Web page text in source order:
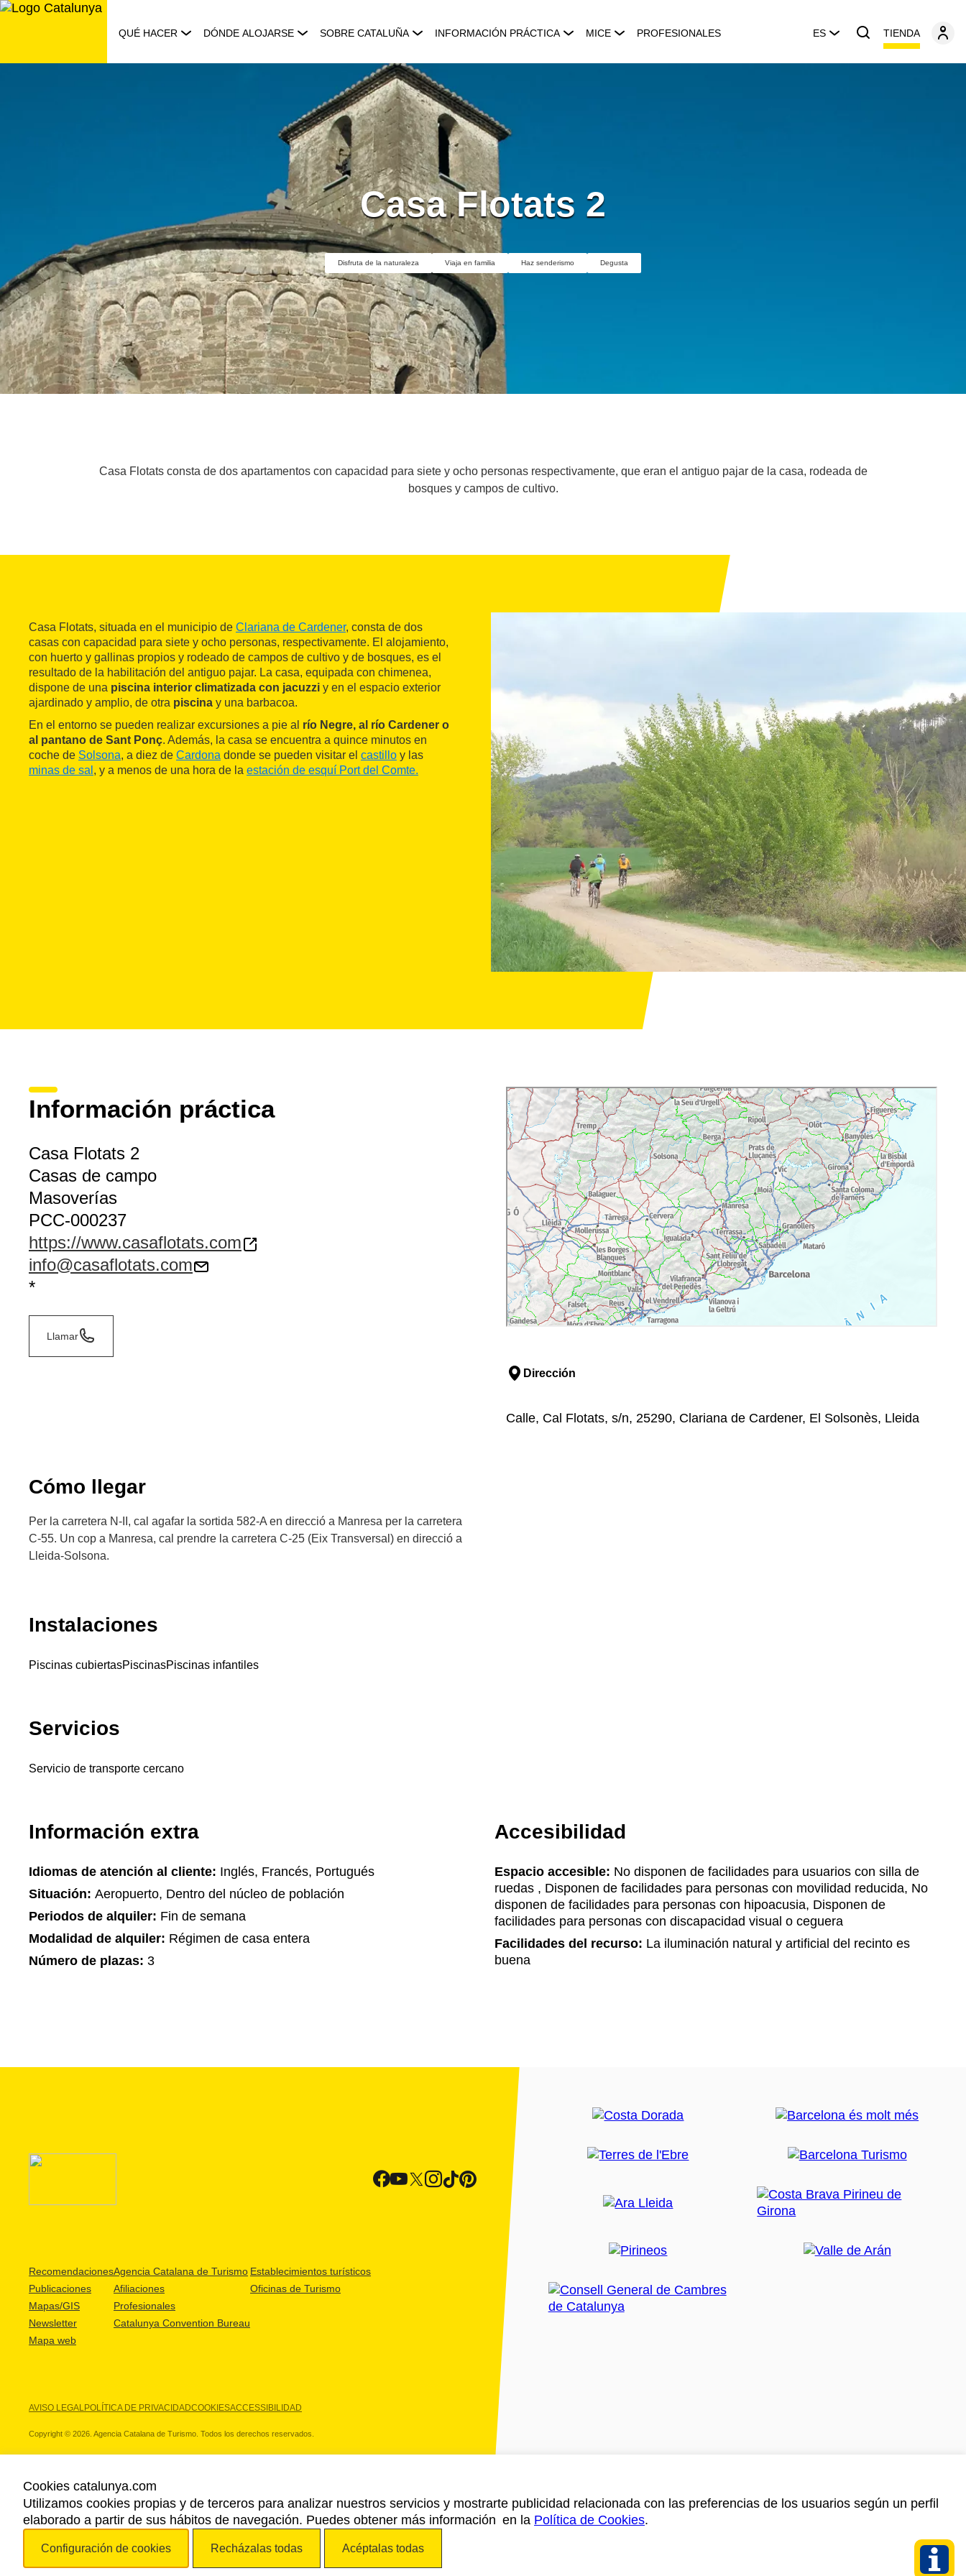
Saltar
QUÉ HACER DÓNDE ALOJARSE SOBRE CATALUÑA INFORMACIÓN PRÁCTICA MICE PROFESIONALES ES TIENDA
Casa Flotats 2
Disfruta de la naturaleza Viaja en familia Haz senderismo Degusta
Casa Flotats consta de dos apartamentos con capacidad para siete y ocho personas respectivamente, que eran el antiguo pajar de la casa, rodeada de
bosques y campos de cultivo.
Casa Flotats, situada en el municipio de Clariana de Cardener, consta de dos
casas con capacidad para siete y ocho personas, respectivamente. El alojamiento,
con huerto y gallinas propios y rodeado de campos de cultivo y de bosques, es el
resultado de la habilitación del antiguo pajar. La casa, equipada con chimenea,
dispone de una piscina interior climatizada con jacuzzi y en el espacio exterior
ajardinado y amplio, de otra piscina y una barbacoa.
En el entorno se pueden realizar excursiones a pie al río Negre, al río Cardener o
al pantano de Sant Ponç. Además, la casa se encuentra a quince minutos en
coche de Solsona, a diez de Cardona donde se pueden visitar el castillo y las
minas de sal , y a menos de una hora de la estación de esquí Port del Comte.
Información práctica
Casa Flotats 2
Casas de campo
Masoverías
PCC-000237
https://www.casaflotats.com
info@casaflotats.com
*
Llamar
Dirección
Calle, Cal Flotats, s/n, 25290, Clariana de Cardener, El Solsonès, Lleida
Cómo llegar
Per la carretera N-II, cal agafar la sortida 582-A en direcció a Manresa per la carretera
C-55. Un cop a Manresa, cal prendre la carretera C-25 (Eix Transversal) en direcció a
Lleida-Solsona.
Instalaciones
Piscinas cubiertasPiscinasPiscinas infantiles
Servicios
Servicio de transporte cercano
Información extra
Idiomas de atención al cliente: Inglés, Francés, Portugués
Situación: Aeropuerto, Dentro del núcleo de población
Periodos de alquiler: Fin de semana
Modalidad de alquiler: Régimen de casa entera
Número de plazas: 3
Accesibilidad
Espacio accesible: No disponen de facilidades para usuarios con silla de
ruedas , Disponen de facilidades para personas con movilidad reducida, No
disponen de facilidades para personas con hipoacusia, Disponen de
facilidades para personas con discapacidad visual o ceguera
Facilidades del recurso: La iluminación natural y artificial del recinto es
buena
Recomendaciones
Publicaciones
Mapas/GIS
Newsletter
Mapa web
Agencia Catalana de Turismo
Afiliaciones
Profesionales
Catalunya Convention Bureau
Establecimientos turísticos
Oficinas de Turismo
AVISO LEGALPOLÍTICA DE PRIVACIDADCOOKIESACCESSIBILIDAD
Copyright © 2026. Agencia Catalana de Turismo. Todos los derechos reservados.
NUESTROS PARTNERS
Cookies catalunya.com
Utilizamos cookies propias y de terceros para analizar nuestros servicios y mostrarte publicidad relacionada con las preferencias de los usuarios según un perfil
elaborado a partir de sus hábitos de navegación. Puedes obtener más información en la Política de Cookies.
Configuración de cookies Recházalas todas Acéptalas todas